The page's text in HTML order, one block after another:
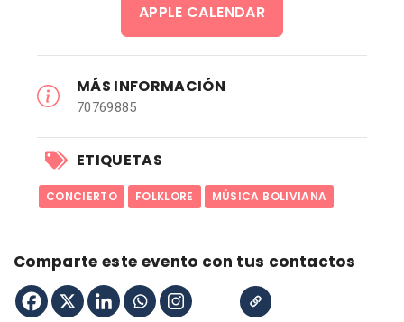
APPLE CALENDAR
MÁS INFORMACIÓN
70769885
ETIQUETAS
CONCIERTO FOLKLORE MÚSICA BOLIVIANA
Comparte este evento con tus contactos